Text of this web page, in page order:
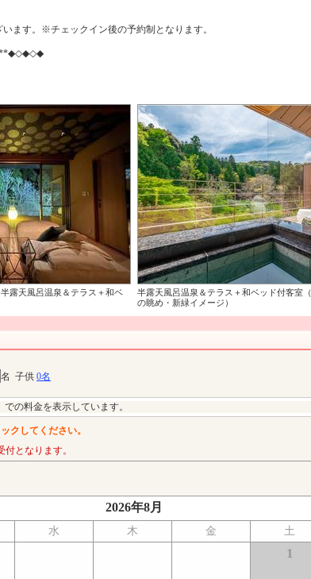
す。※チェックイン後の予約制となります。
露天風呂温泉＆テラス＋和ベ
半露天風呂温泉＆テラス＋和ベッド付客室
の眺め・新緑イメージ）
名 子供 0名
の料金を表示しています。
クしてください。
となります。
2026年8月
水 木 金 土
1